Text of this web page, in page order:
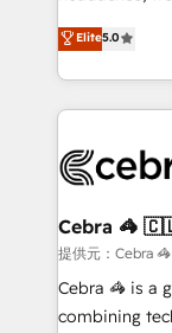
SOC 2 Type II
our
house team
developers,
aspects of your HubSpot.
100+
CS: 245%
full-funnel
boost with a new
🏆 HubSpot
Elite5.0
Cebra
提供元：
Cebra 🦓 is a
combining